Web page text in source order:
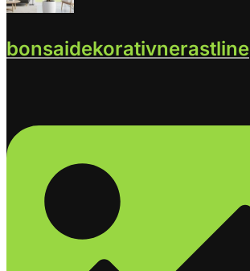
bonsaidekorativnerastline